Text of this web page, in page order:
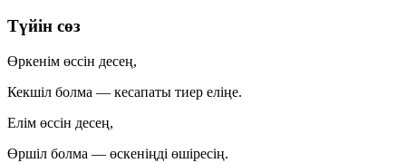
Түйін сөз
Өркенім өссін десең,
Кекшіл болма — кесапаты тиер еліңе.
Елім өссін десең,
Өршіл болма — өскеніңді өшіресің.